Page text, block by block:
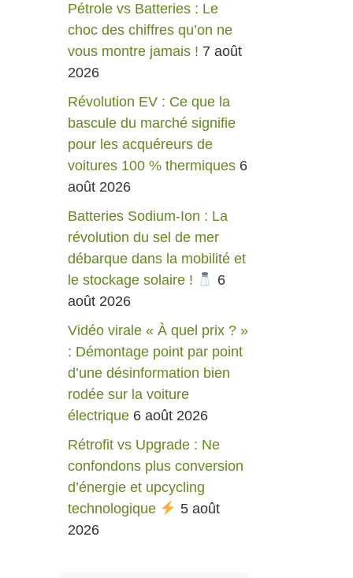
Pétrole vs Batteries : Le
choc des chiffres qu’on ne
vous montre jamais ! 7 août
2026
Révolution EV : Ce que la
bascule du marché signifie
pour les acquéreurs de
voitures 100 % thermiques 6
août 2026
Batteries Sodium-Ion : La
révolution du sel de mer
débarque dans la mobilité et
le stockage solaire !
6
août 2026
Vidéo virale « À quel prix ? »
: Démontage point par point
d’une désinformation bien
rodée sur la voiture
électrique 6 août 2026
Rétrofit vs Upgrade : Ne
confondons plus conversion
d’énergie et upcycling
technologique
5 août
2026